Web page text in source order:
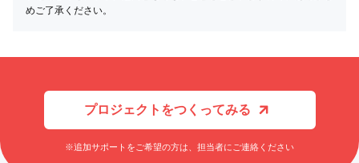
めご了承ください。
プロジェクトをつくってみる
※追加サポートをご希望の方は、担当者にご連絡ください